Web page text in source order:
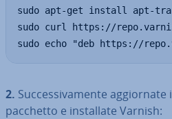
sudo apt-get install apt-
sudo curl https://
sudo echo "deb https://
2. Suc­ces­si­va­men­te
pacchetto e in­stal­la­te Varnish: